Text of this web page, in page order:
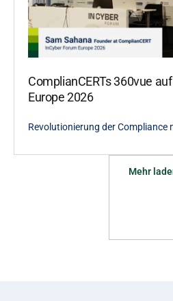
ComplianCERTs 360vue
Europe 2026
Revolutionierung der Compliance
Mehr